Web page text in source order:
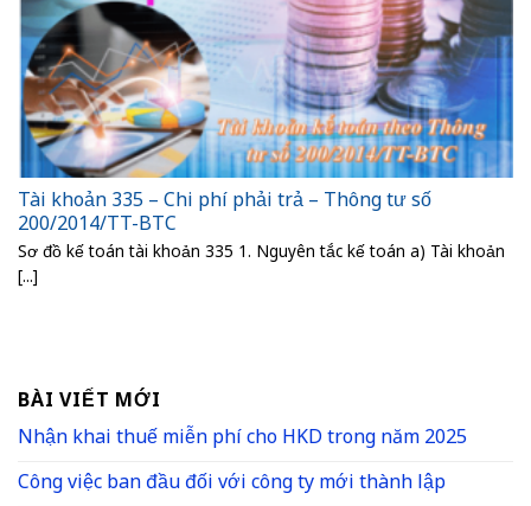
Tài khoản 335 – Chi phí phải trả – Thông tư số
200/2014/TT-BTC
Sơ đồ kế toán tài khoản 335 1. Nguyên tắc kế toán a) Tài khoản
[...]
BÀI VIẾT MỚI
Nhận khai thuế miễn phí cho HKD trong năm 2025
Công việc ban đầu đối với công ty mới thành lập